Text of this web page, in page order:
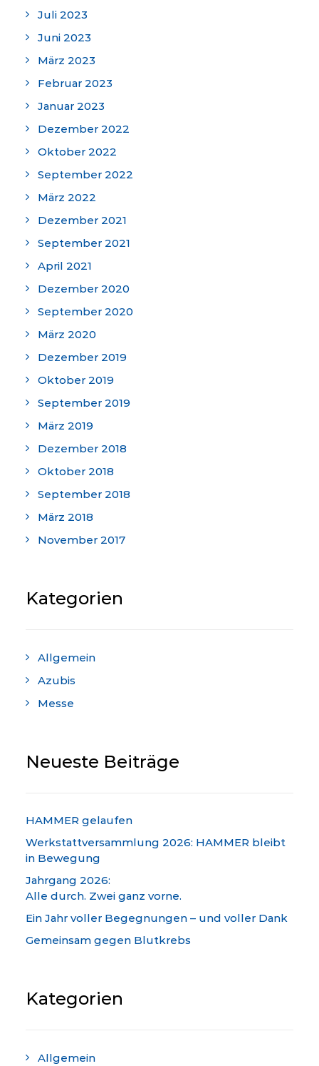
Juli 2023
Juni 2023
März 2023
Februar 2023
Januar 2023
Dezember 2022
Oktober 2022
September 2022
März 2022
Dezember 2021
September 2021
April 2021
Dezember 2020
September 2020
März 2020
Dezember 2019
Oktober 2019
September 2019
März 2019
Dezember 2018
Oktober 2018
September 2018
März 2018
November 2017
Kategorien
Allgemein
Azubis
Messe
Neueste Beiträge
HAMMER gelaufen
Werkstattversammlung 2026: HAMMER bleibt
in Bewegung
Jahrgang 2026:
Alle durch. Zwei ganz vorne.
Ein Jahr voller Begegnungen – und voller Dank
Gemeinsam gegen Blutkrebs
Kategorien
Allgemein